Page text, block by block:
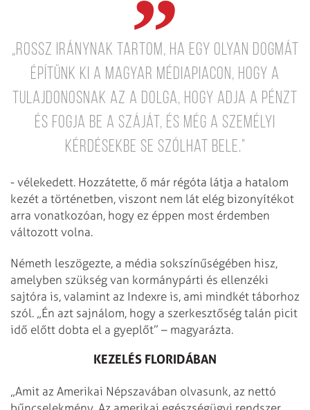
„Rossz iránynak tartom, ha egy olyan dogmát
építünk ki a magyar médiapiacon, hogy a
tulajdonosnak az a dolga, hogy adja a pénzt
és fogja be a száját, és még a személyi
kérdésekbe se szólhat bele.”
- vélekedett. Hozzátette, ő már régóta látja a hatalom
kezét a történetben, viszont nem lát elég bizonyítékot
arra vonatkozóan, hogy ez éppen most érdemben
változott volna.
Németh leszögezte, a média sokszínűségében hisz,
amelyben szükség van kormánypárti és ellenzéki
sajtóra is, valamint az Indexre is, ami mindkét táborhoz
szól. „Én azt sajnálom, hogy a szerkesztőség talán picit
idő előtt dobta el a gyeplőt” – magyarázta.
KEZELÉS FLORIDÁBAN
„Amit az Amerikai Népszavában olvasunk, az nettó